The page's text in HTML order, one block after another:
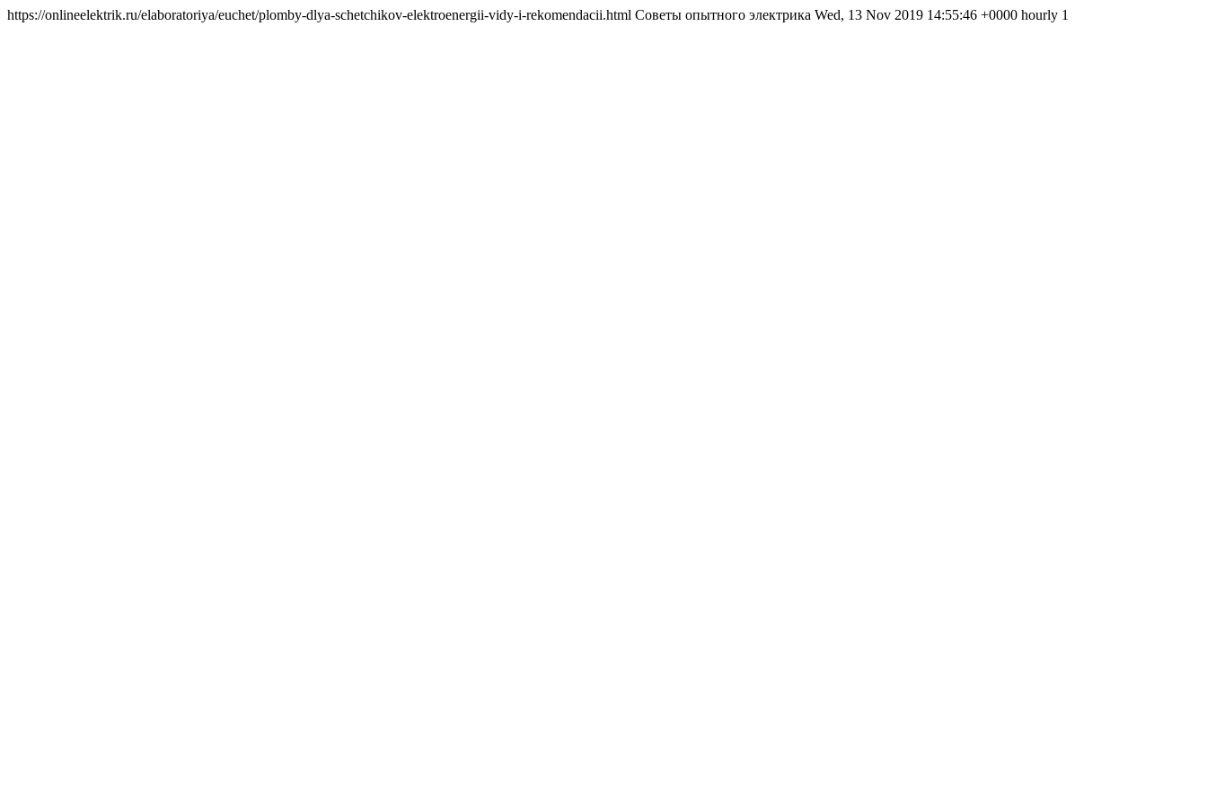
https://onlineelektrik.ru/elaboratoriya/euchet/plomby-dlya-schetchikov-elektroenergii-vidy-i-rekomendacii.html Советы опытного электрика Wed, 13 Nov 2019 14:55:46 +0000 hourly 1